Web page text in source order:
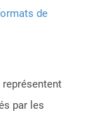
de
par les